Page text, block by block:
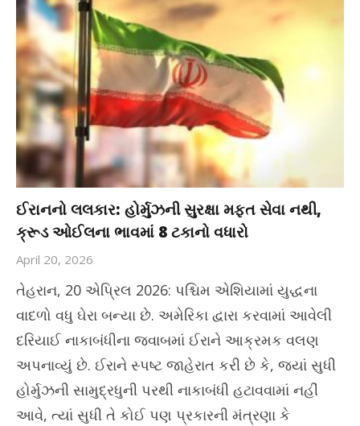
ઈરાનનો લલકાર: હોર્મુઝની સુરક્ષા મફત સેવા નથી,
ક્રૂડ ઓઈલના ભાવમાં 8 ટકાનો વધારો
April 20, 2026
તેહરાન, 20 એપ્રિલ 2026: પશ્ચિમ એશિયામાં યુદ્ધના
વાદળો વધુ ઘેરા બન્યા છે. અમેરિકા દ્વારા કરવામાં આવેલી
દરિયાઈ નાકાબંધીના જવાબમાં ઈરાને આક્રમક વલણ
અપનાવ્યું છે. ઈરાને સ્પષ્ટ જાહેરાત કરી છે કે, જ્યાં સુધી
હોર્મુઝની સામુદ્રધુની પરથી નાકાબંધી હટાવવામાં નહીં
આવે, ત્યાં સુધી તે કોઈ પણ પ્રકારની મંત્રણા કે